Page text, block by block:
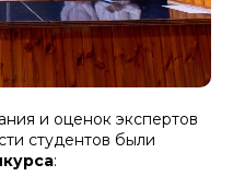
и оценок экспертов
студентов были
: